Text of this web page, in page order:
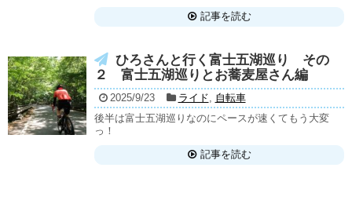
記事を読む
ひろさんと行く富士五湖巡り その
２ 富士五湖巡りとお蕎麦屋さん編
2025/9/23 ライド, 自転車
後半は富士五湖巡りなのにペースが速くてもう大変
っ！
記事を読む